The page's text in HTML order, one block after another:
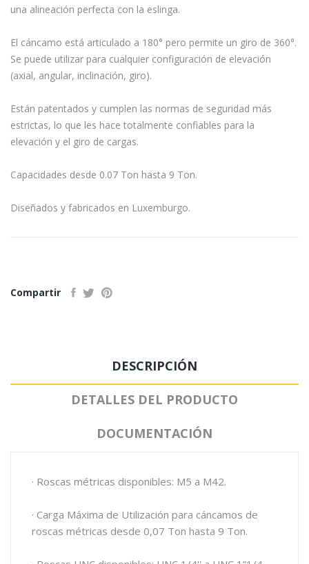
una alineación perfecta con la eslinga.
El cáncamo está articulado a 180° pero permite un giro de 360°.
Se puede utilizar para cualquier configuración de elevación
(axial, angular, inclinación, giro).
Están patentados y cumplen las normas de seguridad más
estrictas, lo que les hace totalmente confiables para la
elevación y el giro de cargas.
Capacidades desde 0.07 Ton hasta 9 Ton.
Diseñados y fabricados en Luxemburgo.
Compartir
DESCRIPCIÓN
DETALLES DEL PRODUCTO
DOCUMENTACIÓN
· Roscas métricas disponibles: M5 a M42.
· Carga Máxima de Utilización para cáncamos de
roscas métricas desde 0,07 Ton hasta 9 Ton.